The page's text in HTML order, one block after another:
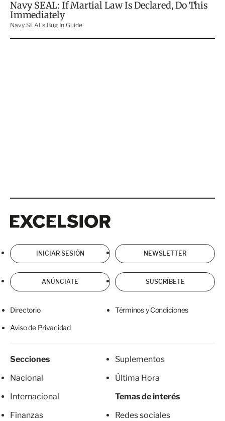
INICIAR SESIÓN NEWSLETTER
ANÚNCIATE SUSCRÍBETE
Directorio Términos y Condiciones
Aviso de Privacidad
Secciones
Nacional
Internacional
Finanzas
Suplementos
Última Hora
Temas de interés
Redes sociales